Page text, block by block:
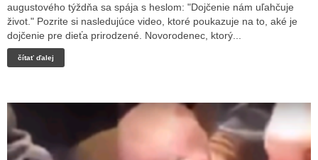
augustového týždňa sa spája s heslom: "Dojčenie nám uľahčuje
život." Pozrite si nasledujúce video, ktoré poukazuje na to, aké je
dojčenie pre dieťa prirodzené. Novorodenec, ktorý...
čítať ďalej